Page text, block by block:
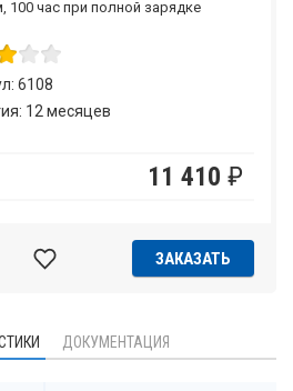
100 час при полной зарядке
6108
12 месяцев
11 410 ₽
ЗАКАЗАТЬ
ДОКУМЕНТАЦИЯ